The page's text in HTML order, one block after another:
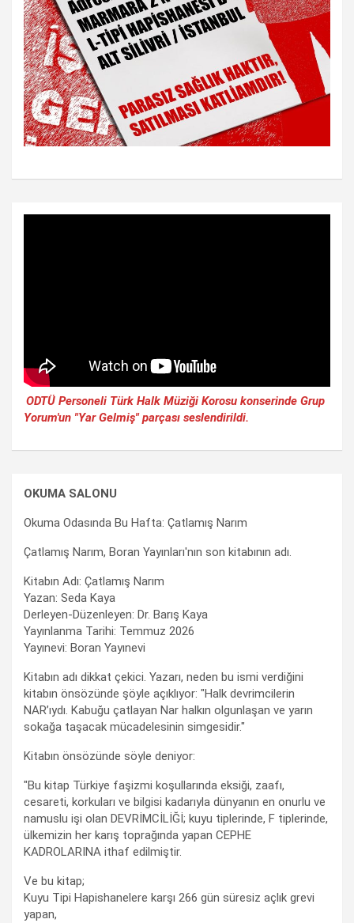
ODTÜ Personeli Türk Halk Müziği Korosu konserinde Grup
Yorum'un "Yar Gelmiş" parçası seslendirildi.
OKUMA SALONU
Okuma Odasında Bu Hafta: Çatlamış Narım
Çatlamış Narım, Boran Yayınları'nın son kitabının adı.
Kitabın Adı: Çatlamış Narım
Yazan: Seda Kaya
Derleyen-Düzenleyen: Dr. Barış Kaya
Yayınlanma Tarihi: Temmuz 2026
Yayınevi: Boran Yayınevi
Kitabın adı dikkat çekici. Yazarı, neden bu ismi verdiğini
kitabın önsözünde şöyle açıklıyor: "Halk devrimcilerin
NAR’ıydı. Kabuğu çatlayan Nar halkın olgunlaşan ve yarın
sokağa taşacak mücadelesinin simgesidir."
Kitabın önsözünde söyle deniyor:
"Bu kitap Türkiye faşizmi koşullarında eksiği, zaafı,
cesareti, korkuları ve bilgisi kadarıyla dünyanın en onurlu ve
namuslu işi olan DEVRİMCİLİĞİ; kuyu tiplerinde, F tiplerinde,
ülkemizin her karış toprağında yapan CEPHE
KADROLARINA ithaf edilmiştir.
Ve bu kitap;
Kuyu Tipi Hapishanelere karşı 266 gün süresiz açlık grevi
yapan,